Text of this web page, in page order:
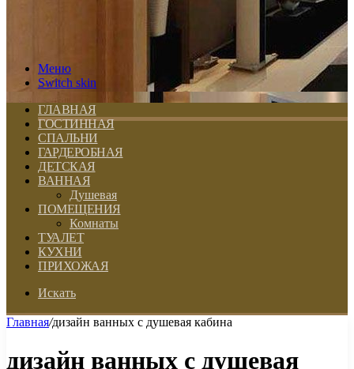
Меню
Switch skin
ГЛАВНАЯ
ГОСТИННАЯ
СПАЛЬНИ
ГАРДЕРОБНАЯ
ДЕТСКАЯ
ВАННАЯ
Душевая
ПОМЕЩЕНИЯ
Комнаты
ТУАЛЕТ
КУХНИ
ПРИХОЖАЯ
Искать
Главная/дизайн ванных с душевая кабина
дизайн ванных с душевая